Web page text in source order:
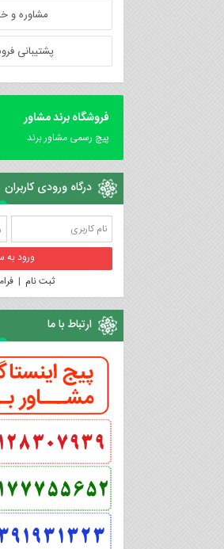
مشاوره و
پشتیبانی
فروشگاه برند مشاور
پیچ رسمی مشاور برند
درگاه ورودی کاربران
ثبت نام |
ارتباط با ما